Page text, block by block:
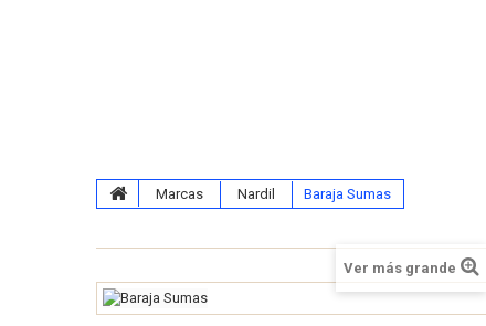
Marcas Nardil Baraja Sumas
Ver más grande